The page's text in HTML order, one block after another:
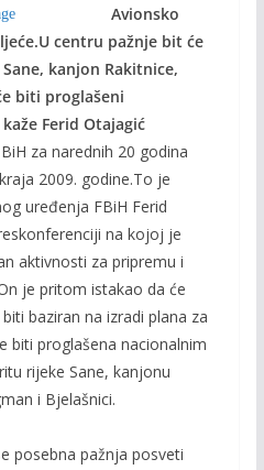
Avionsko
centru pažnje bit će
kanjon Rakitnice,
biti proglašeni
Ferid Otajagić
za narednih 20 godina
2009. godine.To je
uređenja FBiH Ferid
na kojoj je
aktivnosti za pripremu i
je pritom istakao da će
baziran na izradi plana za
biti proglašena nacionalnim
rijeke Sane, kanjonu
i Bjelašnici.
posebna pažnja posveti